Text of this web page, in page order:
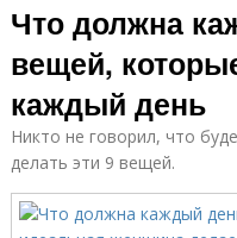
Что должна
вещей,
каждый день
Никто не говорил, что
делать эти 9 вещей.